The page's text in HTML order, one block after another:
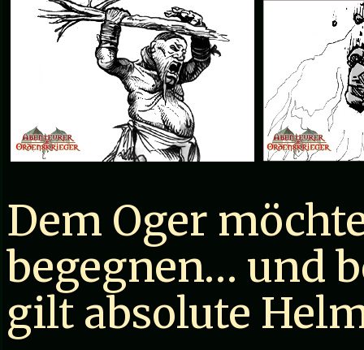
Dem Oger
begegnen… und
gilt absolute